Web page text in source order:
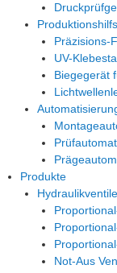
Präzisions-
UV-
Biegegerät
Produkte
Hydraulikventile
Not-Aus